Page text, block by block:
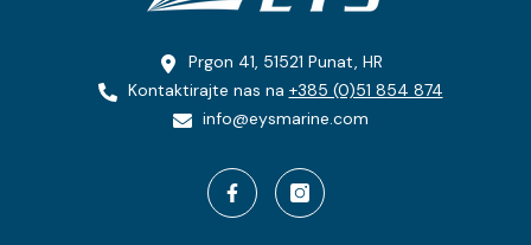
Prgon 41, 51521 Punat, HR
Kontaktirajte nas na +385 (0)51 854 874
info@eysmarine.com